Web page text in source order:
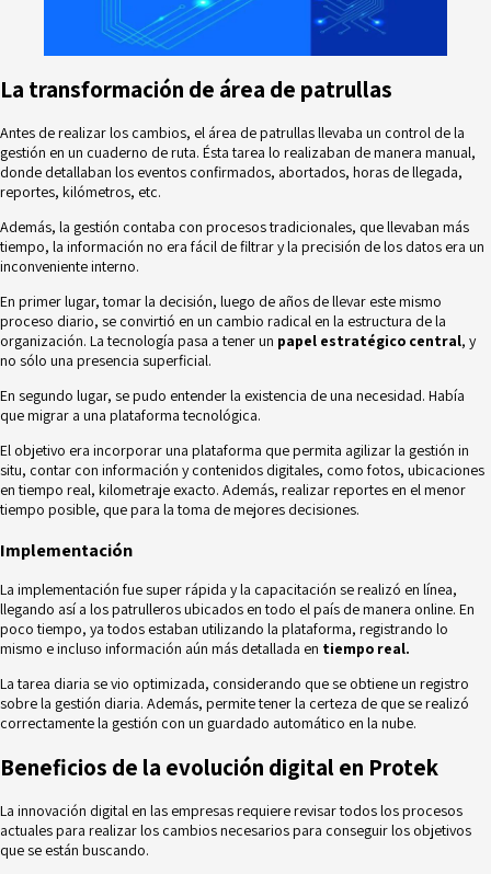
La transformación de área de patrullas
Antes de realizar los cambios, el área de patrullas llevaba un control de la
gestión en un cuaderno de ruta. Ésta tarea lo realizaban de manera manual,
donde detallaban los eventos confirmados, abortados, horas de llegada,
reportes, kilómetros, etc.
Además, la gestión contaba con procesos tradicionales, que llevaban más
tiempo, la información no era fácil de filtrar y la precisión de los datos era un
inconveniente interno.
En primer lugar, tomar la decisión, luego de años de llevar este mismo
proceso diario, se convirtió en un cambio radical en la estructura de la
organización. La tecnología pasa a tener un papel estratégico central, y
no sólo una presencia superficial.
En segundo lugar, se pudo entender la existencia de una necesidad. Había
que migrar a una plataforma tecnológica.
El objetivo era incorporar una plataforma que permita agilizar la gestión in
situ, contar con información y contenidos digitales, como fotos, ubicaciones
en tiempo real, kilometraje exacto. Además, realizar reportes en el menor
tiempo posible, que para la toma de mejores decisiones.
Implementación
La implementación fue super rápida y la capacitación se realizó en línea,
llegando así a los patrulleros ubicados en todo el país de manera online. En
poco tiempo, ya todos estaban utilizando la plataforma, registrando lo
mismo e incluso información aún más detallada en tiempo real.
La tarea diaria se vio optimizada, considerando que se obtiene un registro
sobre la gestión diaria. Además, permite tener la certeza de que se realizó
correctamente la gestión con un guardado automático en la nube.
Beneficios de la evolución digital en Protek
La innovación digital en las empresas requiere revisar todos los procesos
actuales para realizar los cambios necesarios para conseguir los objetivos
que se están buscando.